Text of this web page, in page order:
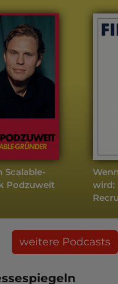
Scalable-
Podzuweit
wird:
weitere Podcasts